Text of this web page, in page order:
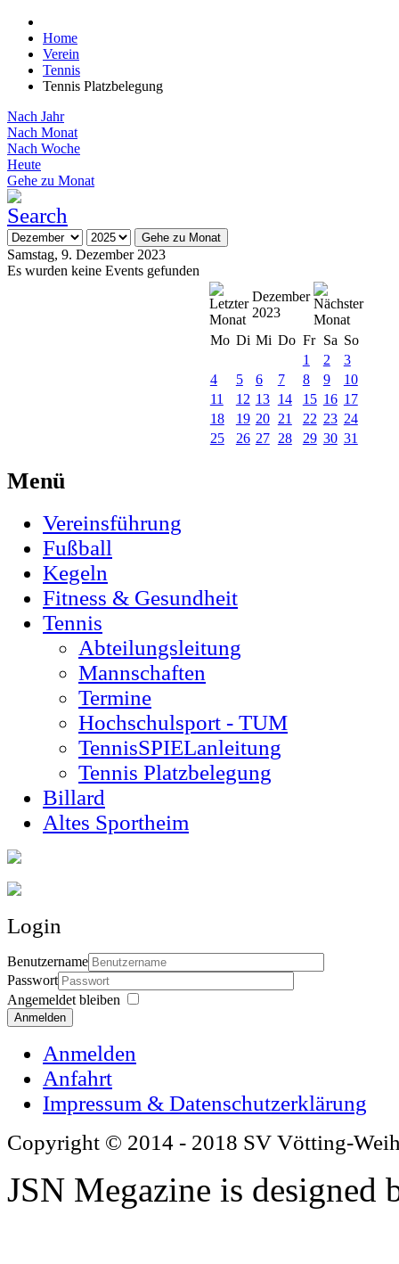
Home
Verein
Tennis
Tennis Platzbelegung
Nach Jahr
Nach Monat
Nach Woche
Heute
Gehe zu Monat
Gehe zu Monat
Samstag, 9. Dezember 2023
Es wurden keine Events gefunden
Dezember
2023
Mo Di Mi Do Fr Sa So
1
2
3
4
5 6 7 8 9
10
11
12 13 14 15 16 17
18
19 20 21 22 23 24
25
26 27 28 29 30 31
Menü
Vereinsführung
Fußball
Kegeln
Fitness & Gesundheit
Tennis
Abteilungsleitung
Mannschaften
Termine
Hochschulsport - TUM
TennisSPIELanleitung
Tennis Platzbelegung
Billard
Altes Sportheim
Login
Benutzername
Passwort
Angemeldet bleiben
Anmelden
Anmelden
Anfahrt
Impressum & Datenschutzerklärung
Copyright © 2014 - 2018 SV Vötting-
JSN Megazine is designed